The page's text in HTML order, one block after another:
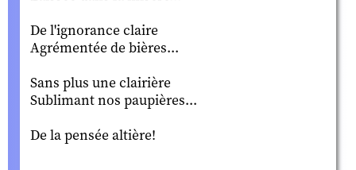
De l'ignorance claire
Agrémentée de bières...
Sans plus une clairière
Sublimant nos paupières...
De la pensée altière!